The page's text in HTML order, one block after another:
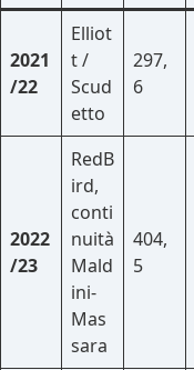
2021
/22
Elliot
t /
Scud
etto
297,
6
2022
/23
RedB
ird,
conti
nuità
Mald
ini-
Mas
sara
404,
5